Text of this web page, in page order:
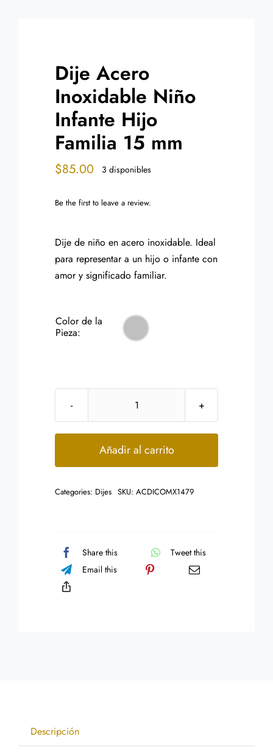
Dije Acero
Inoxidable Niño
Infante Hijo
Familia 15 mm
$85.00 3 disponibles
Be the first to leave a review.
Dije de niño en acero inoxidable. Ideal
para representar a un hijo o infante con
amor y significado familiar.
Color de la
Pieza:
Dije
Inoxidable
Hijo
cantidad
Añadir al carrito
Categories: Dijes SKU: ACDICOMX1479
Share this
Tweet this
Email this
Descripción